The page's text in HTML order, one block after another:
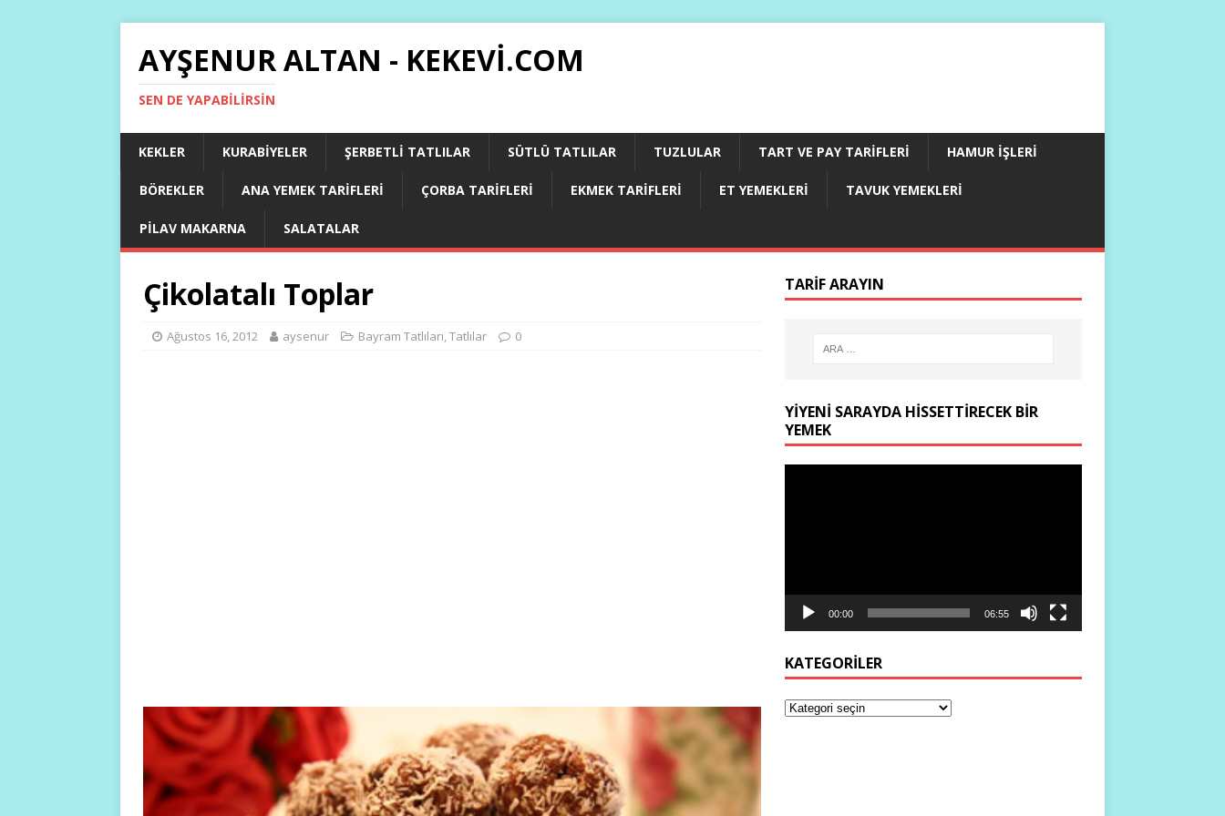
AYŞENUR ALTAN - KEKEVI.COM
SEN DE YAPABILIRSIN
KEKLER KURABIYELER ŞERBETLI TATLILAR SÜTLÜ TATLILAR TUZLULAR TART VE PAY TARIFLERI HAMUR İŞLERI
BÖREKLER ANA YEMEK TARIFLERI ÇORBA TARIFLERI EKMEK TARIFLERI ET YEMEKLERI TAVUK YEMEKLERI
PILAV MAKARNA SALATALAR
Çikolatalı Toplar
Ağustos 16, 2012 aysenur Bayram Tatlıları,Tatlılar 0
TARIF ARAYIN
YIYENI SARAYDA HISSETTIRECEK BIR
YEMEK
00:00 06:55
KATEGORILER